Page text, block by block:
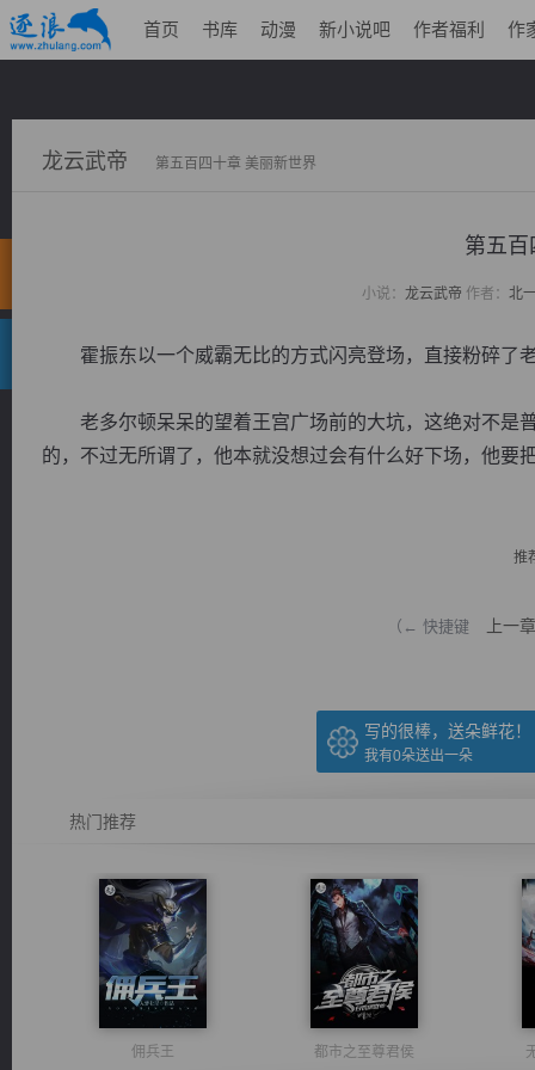
首页 书库 动漫 新小说吧 作者福利 作
龙云武帝 第五百四十章 美丽新世界
第五百
小说： 龙云武帝 作者： 北
霍振东以一个威霸无比的方式闪亮登场，直接粉碎了
老多尔顿呆呆的望着王宫广场前的大坑，这绝对不是
的，不过无所谓了，他本就没想过会有什么好下场，他要
推
（← 快捷键 上一章
写的很棒，送朵鲜花！
我有0朵送出一朵
热门推荐
佣兵王 都市之至尊君侯